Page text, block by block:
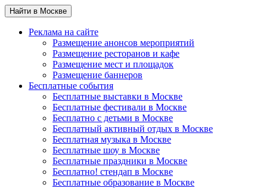
Найти в Москве
Реклама на сайте
Размещение анонсов мероприятий
Размещение ресторанов и кафе
Размещение мест и площадок
Размещение баннеров
Бесплатные события
Бесплатные выставки в Москве
Бесплатные фестивали в Москве
Бесплатно с детьми в Москве
Бесплатный активный отдых в Москве
Бесплатная музыка в Москве
Бесплатные шоу в Москве
Бесплатные праздники в Москве
Бесплатно! стендап в Москве
Бесплатные образование в Москве